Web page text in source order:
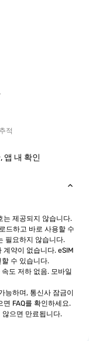
적
앱 내 확인
는 제공되지 않습니다.
드하고 바로 사용할 수
필요하지 않습니다.
계약이 없습니다. eSIM
수 있습니다.
도 저하 없음. 모바일
능하며, 통신사 잠금이
FAQ를 확인하세요.
않으면 만료됩니다.